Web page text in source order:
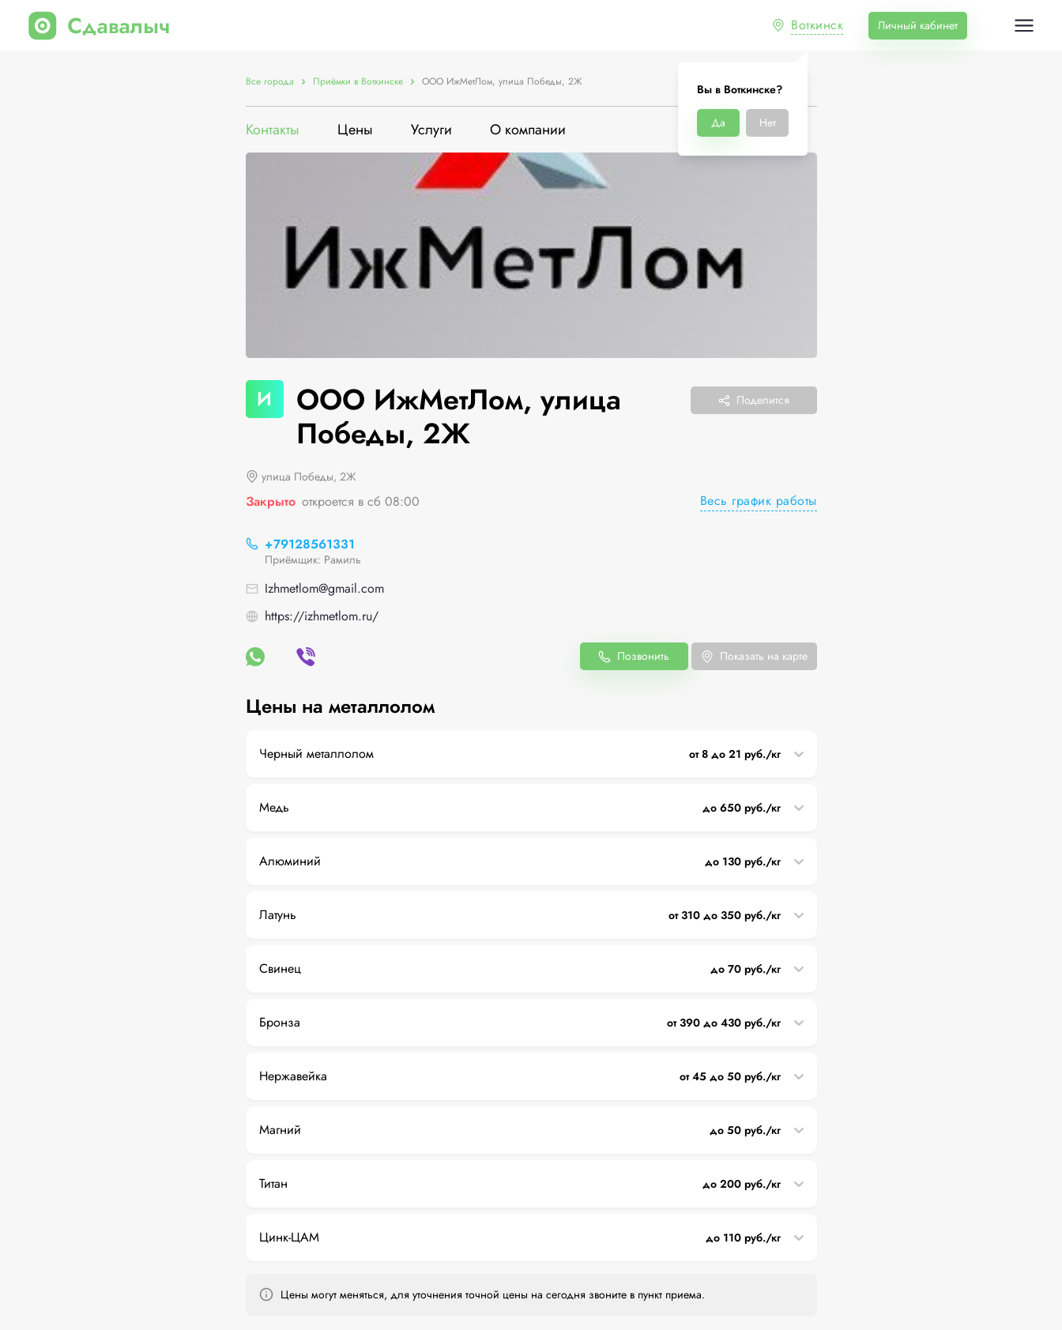
Воткинск
Вы в Воткинске?
Да Нет
Личный кабинет
Все города Приёмки в Воткинске ООО ИжМетЛом, улица Победы, 2Ж
Контакты Цены Услуги О компании
И
ООО ИжМетЛом, улица
Победы, 2Ж
Поделится
улица Победы, 2Ж
Закрыто откроется в сб 08:00 Весь график работы
+79128561331
Приёмщик: Рамиль
Izhmetlom@gmail.com
https://izhmetlom.ru/
Позвонить Показать на карте
Цены на металлолом
Черный металлолом от 8 до 21 руб./кг
Медь до 650 руб./кг
Алюминий до 130 руб./кг
Латунь от 310 до 350 руб./кг
Свинец до 70 руб./кг
Бронза от 390 до 430 руб./кг
Нержавейка от 45 до 50 руб./кг
Магний до 50 руб./кг
Титан до 200 руб./кг
Цинк-ЦАМ до 110 руб./кг
Цены могут меняться, для уточнения точной цены на сегодня звоните в пункт приема.